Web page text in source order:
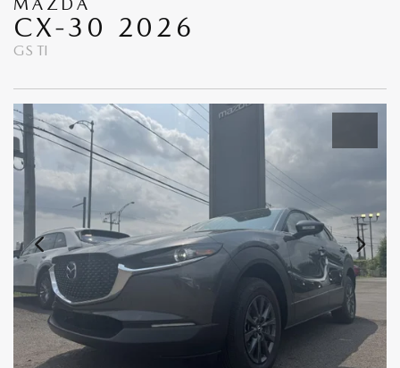
MAZDA
CX-30 2026
GS TI